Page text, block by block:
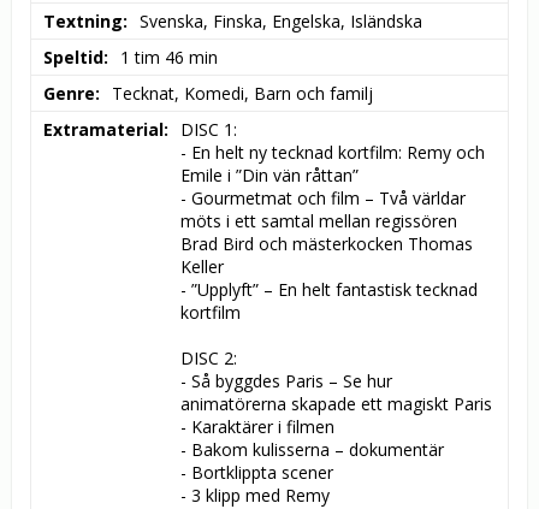
Textning
Svenska, Finska, Engelska, Isländska
Speltid
1 tim 46 min
Genre
Tecknat, Komedi, Barn och familj
Extramaterial
DISC 1:
- En helt ny tecknad kortfilm: Remy och
Emile i ”Din vän råttan”
- Gourmetmat och film – Två världar
möts i ett samtal mellan regissören
Brad Bird och mästerkocken Thomas
Keller
- ”Upplyft” – En helt fantastisk tecknad
kortfilm
DISC 2:
- Så byggdes Paris – Se hur
animatörerna skapade ett magiskt Paris
- Karaktärer i filmen
- Bakom kulisserna – dokumentär
- Bortklippta scener
- 3 klipp med Remy